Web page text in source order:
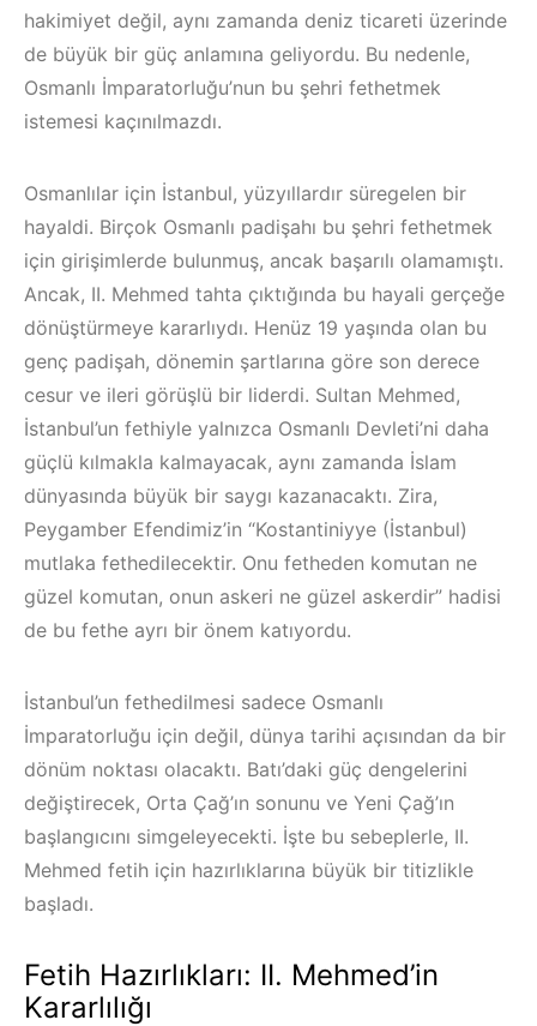
hakimiyet değil, aynı zamanda deniz ticareti üzerinde
de büyük bir güç anlamına geliyordu. Bu nedenle,
Osmanlı İmparatorluğu’nun bu şehri fethetmek
istemesi kaçınılmazdı.
Osmanlılar için İstanbul, yüzyıllardır süregelen bir
hayaldi. Birçok Osmanlı padişahı bu şehri fethetmek
için girişimlerde bulunmuş, ancak başarılı olamamıştı.
Ancak, II. Mehmed tahta çıktığında bu hayali gerçeğe
dönüştürmeye kararlıydı. Henüz 19 yaşında olan bu
genç padişah, dönemin şartlarına göre son derece
cesur ve ileri görüşlü bir liderdi. Sultan Mehmed,
İstanbul’un fethiyle yalnızca Osmanlı Devleti’ni daha
güçlü kılmakla kalmayacak, aynı zamanda İslam
dünyasında büyük bir saygı kazanacaktı. Zira,
Peygamber Efendimiz’in “Kostantiniyye (İstanbul)
mutlaka fethedilecektir. Onu fetheden komutan ne
güzel komutan, onun askeri ne güzel askerdir” hadisi
de bu fethe ayrı bir önem katıyordu.
İstanbul’un fethedilmesi sadece Osmanlı
İmparatorluğu için değil, dünya tarihi açısından da bir
dönüm noktası olacaktı. Batı’daki güç dengelerini
değiştirecek, Orta Çağ’ın sonunu ve Yeni Çağ’ın
başlangıcını simgeleyecekti. İşte bu sebeplerle, II.
Mehmed fetih için hazırlıklarına büyük bir titizlikle
başladı.
Fetih Hazırlıkları: II. Mehmed’in
Kararlılığı